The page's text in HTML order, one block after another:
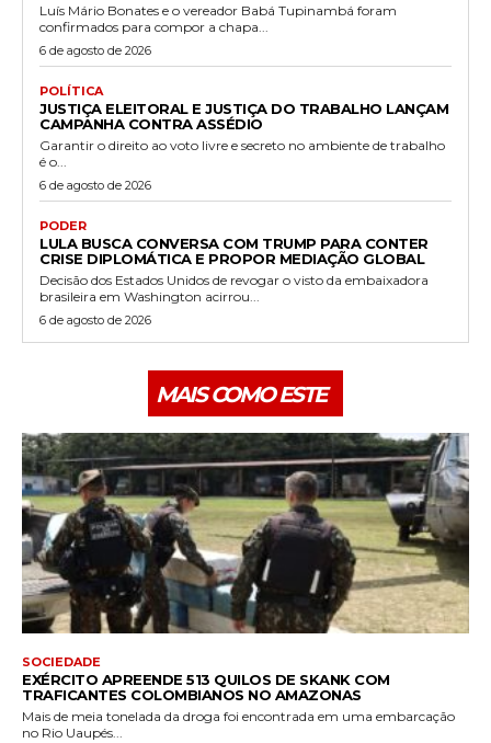
Luís Mário Bonates e o vereador Babá Tupinambá foram
confirmados para compor a chapa...
6 de agosto de 2026
POLÍTICA
JUSTIÇA ELEITORAL E JUSTIÇA DO TRABALHO LANÇAM
CAMPANHA CONTRA ASSÉDIO
Garantir o direito ao voto livre e secreto no ambiente de trabalho
é o...
6 de agosto de 2026
PODER
LULA BUSCA CONVERSA COM TRUMP PARA CONTER
CRISE DIPLOMÁTICA E PROPOR MEDIAÇÃO GLOBAL
Decisão dos Estados Unidos de revogar o visto da embaixadora
brasileira em Washington acirrou...
6 de agosto de 2026
MAIS COMO ESTE
SOCIEDADE
EXÉRCITO APREENDE 513 QUILOS DE SKANK COM
TRAFICANTES COLOMBIANOS NO AMAZONAS
Mais de meia tonelada da droga foi encontrada em uma embarcação
no Rio Uaupés...